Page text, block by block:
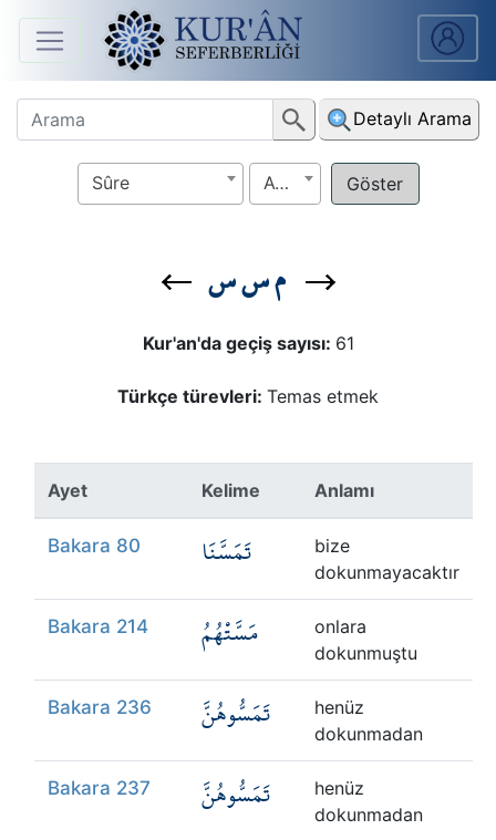
Anasayfa
Sûreler
Arapça
Kökler
Detaylı Arama
Sûre Ayet
م س س
Kur'an'da geçiş sayısı: 61
Türkçe türevleri: Temas etmek
Ayet Kelime Anlamı
Bakara 80 تَمَسَّنَا
bize
dokunmayacaktır
Bakara 214 مَسَّتْهُمُ
onlara
dokunmuştu
Bakara 236 تَمَسُّوهُنَّ
henüz
dokunmadan
Bakara 237 تَمَسُّوهُنَّ
henüz
dokunmadan